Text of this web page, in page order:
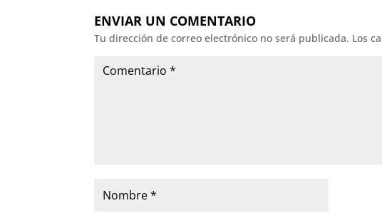
ENVIAR UN COMENTARIO
Tu dirección de correo electrónico no será publicada. Los